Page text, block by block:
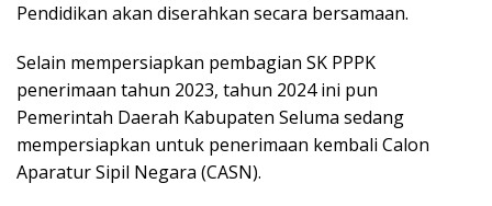
Pendidikan akan diserahkan secara bersamaan.
Selain mempersiapkan pembagian SK PPPK
penerimaan tahun 2023, tahun 2024 ini pun
Pemerintah Daerah Kabupaten Seluma sedang
mempersiapkan untuk penerimaan kembali Calon
Aparatur Sipil Negara (CASN).